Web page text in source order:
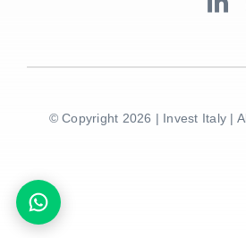
© Copyright 2026 | Invest Italy |